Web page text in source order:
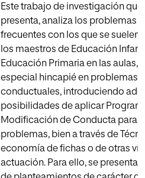
Este trabajo de investigación que
presenta, analiza los problemas
frecuentes con los que se suelen
los maestros de Educación
Educación Primaria en las aulas,
especial hincapié en problemas
conductuales, introduciendo
posibilidades de aplicar
Modificación de Conducta para
problemas, bien a través de
economía de fichas o de otras
actuación. Para ello, se presentan